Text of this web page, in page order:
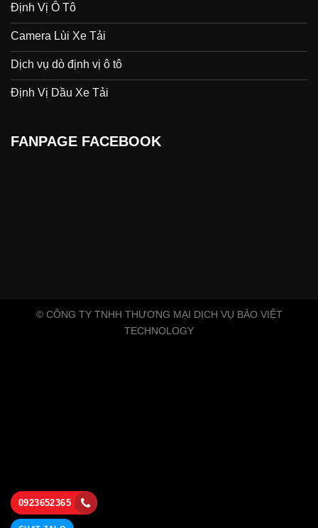
Định Vị Ô Tô
Camera Lùi Xe Tải
Dịch vụ dò định vị ô tô
Định Vị Dầu Xe Tải
FANPAGE FACEBOOK
© CÔNG TY TNHH THƯƠNG MẠI DỊCH VỤ BẢO VIỆT
TECHNOLOGY
0923652365